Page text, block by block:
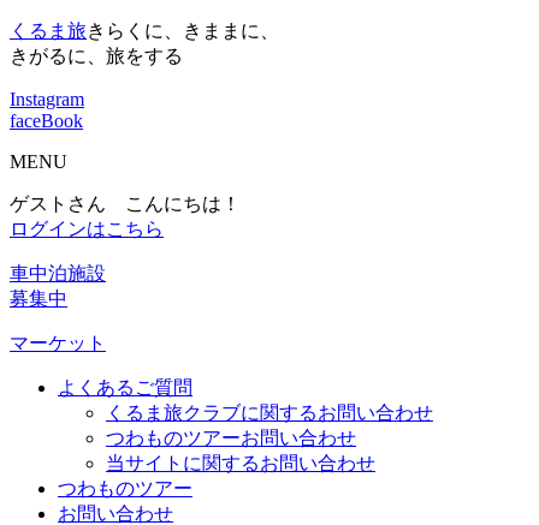
くるま旅きらくに、きままに、
きがるに、旅をする
Instagram
faceBook
MENU
ゲストさん こんにちは！
ログインはこちら
車中泊施設
募集中
マーケット
よくあるご質問
くるま旅クラブに関するお問い合わせ
つわものツアーお問い合わせ
当サイトに関するお問い合わせ
つわものツアー
お問い合わせ